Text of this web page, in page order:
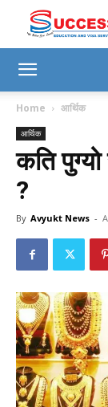
Home आर्थिक
आर्थिक
कति
?
By Avyukt News -